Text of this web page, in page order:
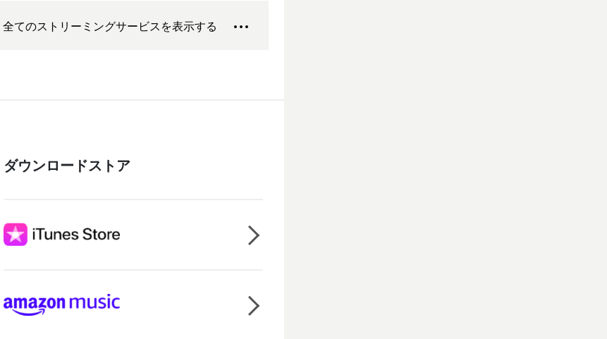
全てのストリーミングサービスを表示する
ダウンロードストア